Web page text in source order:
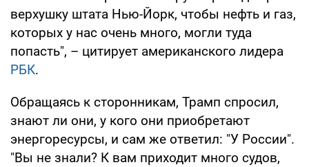
верхушку штата Нью-Йорк, чтобы нефть и газ,
которых у нас очень много, могли туда
попасть", – цитирует американского лидера
РБК.
Обращаясь к сторонникам, Трамп спросил,
знают ли они, у кого они приобретают
энергоресурсы, и сам же ответил: "У России".
"Вы не знали? К вам приходит много судов,